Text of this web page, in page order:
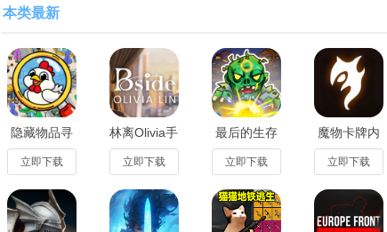
一个村庄的建造排布也是很重要的，这可以有效的保护好自己的资源
的时候可以自己摆阵玩玩，利于熟悉自己的村庄。当然，最普遍的是
筑，再包一层墙，
收集 器外置，等等。(下面是我自己的小村庄，啊
无所不藏
加入一个部落是最明智的选择，所以要先建好你的部落城堡(对于三本
本类最新
隐藏物品寻
找与发现无
限金币版
v1.3.0最新
版
立即下载
林离Olivia手
游(BSide:
Olivia
Lin)v1.0.0
立即下载
最后的生存
者无限金币
版v1最新版
立即下载
魔物卡牌内
置菜单版
v0.2.7_Alpha
最新版
立即下载